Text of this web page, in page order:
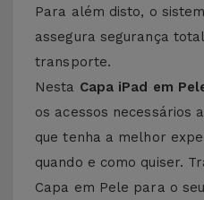
Para além disto, o
assegura segurança
transporte.
Nesta Capa iPad em
os acessos necessários
que tenha a melhor
quando e como quiser.
Capa em Pele para o